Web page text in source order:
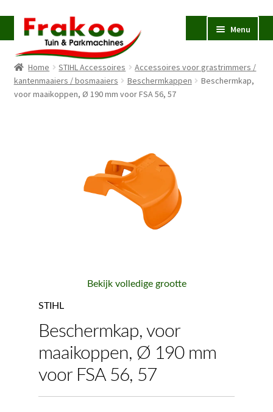
Ga
door
naar
navigatie
Ga
naar
de
inhoud
Menu
Homepage
Verkoop en Reparatie
Home STIHL Accessoires
Accessoires voor grastrimmers /
kantenmaaiers / bosmaaiers
Beschermkappen
Beschermkap,
voor maaikoppen, Ø 190 mm voor FSA 56, 57
Bekijk volledige grootte
STIHL
Beschermkap, voor
maaikoppen, Ø 190 mm
voor FSA 56, 57